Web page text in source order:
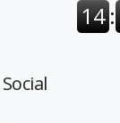
Social